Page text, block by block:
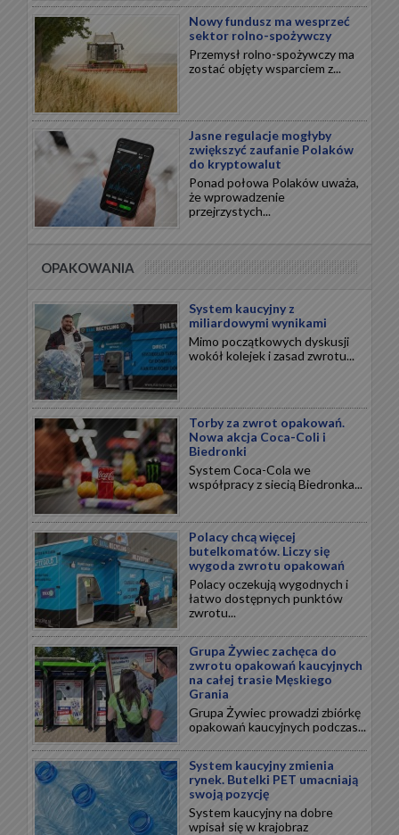
Nowy fundusz ma wesprzeć
sektor rolno-spożywczy
Przemysł rolno-spożywczy ma
zostać objęty wsparciem z...
Jasne regulacje mogłyby
zwiększyć zaufanie Polaków
do kryptowalut
Ponad połowa Polaków uważa,
że wprowadzenie
przejrzystych...
OPAKOWANIA
System kaucyjny z
miliardowymi wynikami
Mimo początkowych dyskusji
wokół kolejek i zasad zwrotu...
Torby za zwrot opakowań.
Nowa akcja Coca-Coli i
Biedronki
System Coca-Cola we
współpracy z siecią Biedronka...
Polacy chcą więcej
butelkomatów. Liczy się
wygoda zwrotu opakowań
Polacy oczekują wygodnych i
łatwo dostępnych punktów
zwrotu...
Grupa Żywiec zachęca do
zwrotu opakowań kaucyjnych
na całej trasie Męskiego
Grania
Grupa Żywiec prowadzi zbiórkę
opakowań kaucyjnych podczas...
System kaucyjny zmienia
rynek. Butelki PET umacniają
swoją pozycję
System kaucyjny na dobre
wpisał się w krajobraz